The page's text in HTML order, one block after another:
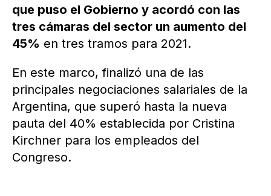
que puso el Gobierno y acordó con las
tres cámaras del sector un aumento del
45% en tres tramos para 2021.
En este marco, finalizó una de las
principales negociaciones salariales de la
Argentina, que superó hasta la nueva
pauta del 40% establecida por Cristina
Kirchner para los empleados del
Congreso.